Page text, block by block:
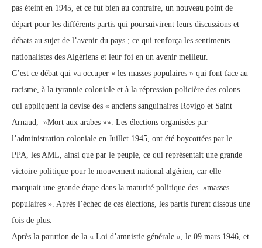
pas éteint en 1945, et ce fut bien au contraire, un nouveau point de
départ pour les différents partis qui poursuivirent leurs discussions et
débats au sujet de l’avenir du pays ; ce qui renforça les sentiments
nationalistes des Algériens et leur foi en un avenir meilleur.
C’est ce débat qui va occuper « les masses populaires » qui font face au
racisme, à la tyrannie coloniale et à la répression policière des colons
qui appliquent la devise des « anciens sanguinaires Rovigo et Saint
Arnaud, »Mort aux arabes »». Les élections organisées par
l’administration coloniale en Juillet 1945, ont été boycottées par le
PPA, les AML, ainsi que par le peuple, ce qui représentait une grande
victoire politique pour le mouvement national algérien, car elle
marquait une grande étape dans la maturité politique des »masses
populaires ». Après l’échec de ces élections, les partis furent dissous une
fois de plus.
Après la parution de la « Loi d’amnistie générale », le 09 mars 1946, et